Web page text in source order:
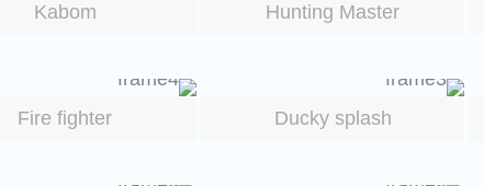
Hunting Master
Kabom
Ducky splash
Fire fighter